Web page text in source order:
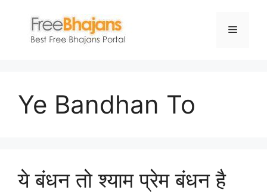
content
Menu
Ye Bandhan To
ये बंधन तो श्याम प्रेम बंधन है